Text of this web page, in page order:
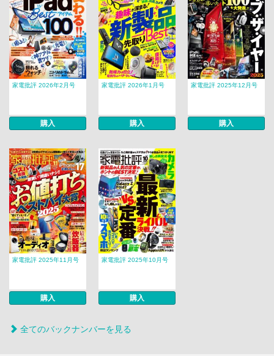
家電批評 2026年2月号
購入
家電批評 2026年1月号
購入
家電批評 2025年12月号
購入
家電批評 2025年11月号
購入
家電批評 2025年10月号
購入
全てのバックナンバーを見る